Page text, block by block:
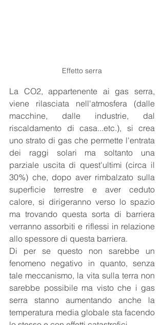
Effetto serra
La CO2, appartenente ai gas serra,
viene rilasciata nell'atmosfera (dalle
macchine, dalle industrie, dal
riscaldamento di casa...etc.), si crea
uno strato di gas che permette l'entrata
dei raggi solari ma soltanto una
parziale uscita di quest'ultimi (circa il
30%) che, dopo aver rimbalzato sulla
superficie terrestre e aver ceduto
calore, si dirigeranno verso lo spazio
ma trovando questa sorta di barriera
verranno assorbiti e riflessi in relazione
allo spessore di questa barriera.
Di per se questo non sarebbe un
fenomeno negativo in quanto, senza
tale meccanismo, la vita sulla terra non
sarebbe possibile ma visto che i gas
serra stanno aumentando anche la
temperatura media globale sta facendo